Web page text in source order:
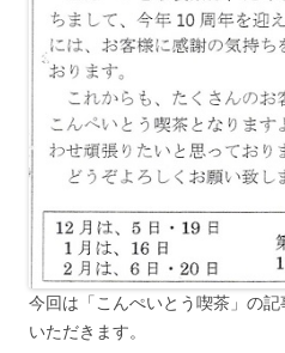
今回は「こんぺいとう喫茶」の
いただきます。